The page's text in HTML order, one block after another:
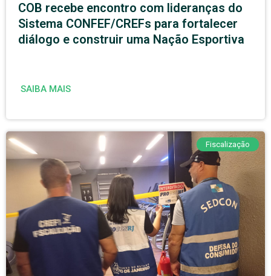
COB recebe encontro com lideranças do
Sistema CONFEF/CREFs para fortalecer
diálogo e construir uma Nação Esportiva
SAIBA MAIS
Fiscalização